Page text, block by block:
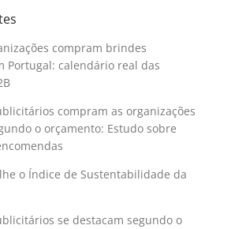
compram brindes
Portugal: calendário real das
compram as organizações
o orçamento: Estudo sobre
o Índice de Sustentabilidade da
se destacam segundo o